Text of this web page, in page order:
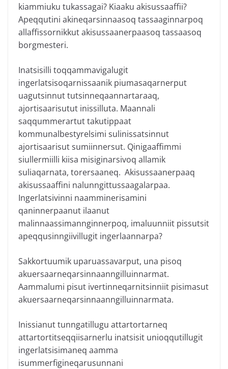
kiammiuku tukassagai? Kiaaku akisussaaffii?
Apeqqutini akineqarsinnaasoq tassaaginnarpoq
allaffissornikkut akisussaanerpaasoq tassaasoq
borgmesteri.
Inatsisilli toqqammavigalugit
ingerlatsisoqarnissaanik piumasaqarnerput
uagutsinnut tutsinneqaannartaraaq,
ajortisaarisutut inissilluta. Maannali
saqqummerartut takutippaat
kommunalbestyrelsimi sulinissatsinnut
ajortisaarisut sumiinnersut. Qinigaaffimmi
siullermiilli kiisa misiginarsivoq allamik
suliaqarnata, torersaaneq. Akisussaanerpaaq
akisussaaffini nalunngittussaagalarpaa.
Ingerlatsivinni naamminerisamini
qaninnerpaanut ilaanut
malinnaassimannginnerpoq, imaluunniit pissutsit
apeqqusinngiivillugit ingerlaannarpa?
Sakkortuumik uparuassavarput, una pisoq
akuersaarneqarsinnaanngilluinnarmat.
Aammalumi pisut ivertinneqarnitsinniit pisimasut
akuersaarneqarsinnaanngilluinnarmata.
Inissianut tunngatillugu attartortarneq
attartortitseqqiisarnerlu inatsisit unioqqutillugit
ingerlatsisimaneq aamma
isummerfigineqarusunnani